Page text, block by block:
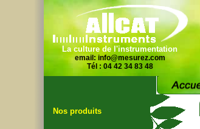
La culture de l'instrumentation
email: info@mesurez.com
Tél : 04 42 34 83 48
Nos produits